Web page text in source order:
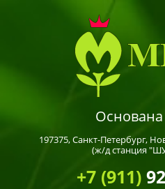
Основана
197375,Санкт-Петербург,
(ж/д станция
+7 (911)